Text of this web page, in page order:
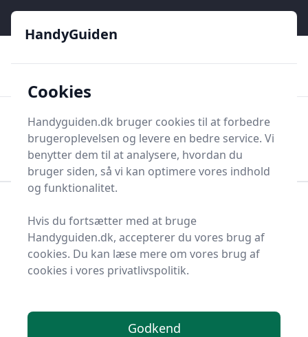
HandyGuiden
Søg nu
Søg nu
Lasurmaling
Bedste lasurmalinger
2025 - sammenlign 19
produkter
HandyGuiden
Cookies
Handyguiden.dk bruger cookies til at forbedre
brugeroplevelsen og levere en bedre service. Vi
benytter dem til at analysere, hvordan du
bruger siden, så vi kan optimere vores indhold
og funktionalitet.
Hvis du fortsætter med at bruge
Handyguiden.dk, accepterer du vores brug af
cookies. Du kan læse mere om vores brug af
cookies i vores privatlivspolitik.
Godkend